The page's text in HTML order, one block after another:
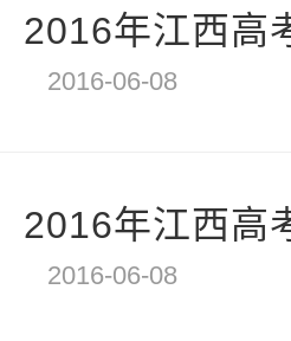
2016年江西高
2016-06-08
2016年江西高
2016-06-08